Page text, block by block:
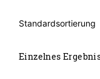
Einzelnes